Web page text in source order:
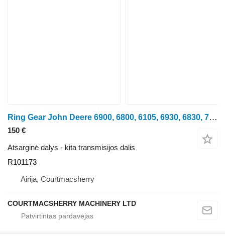
Ring Gear John Deere 6900, 6800, 6105, 6930, 6830, 7800, 7710 Ring Gear R101173 ratinio traktoriaus John Deere 6900, 6800, 6105, 6930, 6830, 7800, 7710
150 €
Atsarginė dalys - kita transmisijos dalis
R101173
Airija, Courtmacsherry
COURTMACSHERRY MACHINERY LTD